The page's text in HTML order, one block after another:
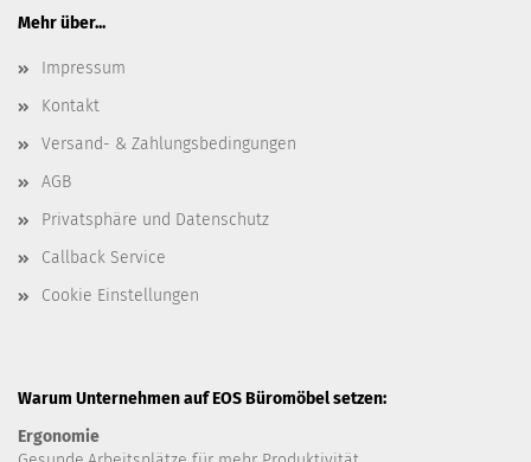
Mehr über...
Impressum
Kontakt
Versand- & Zahlungsbedingungen
AGB
Privatsphäre und Datenschutz
Callback Service
Cookie Einstellungen
Warum Unternehmen auf EOS Büromöbel setzen:
Ergonomie